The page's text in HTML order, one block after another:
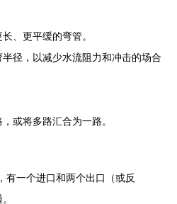
、更平缓的弯管。
半径，以减少水流阻力和冲击的场合
或将多路汇合为一路。
有一个进口和两个出口（或反